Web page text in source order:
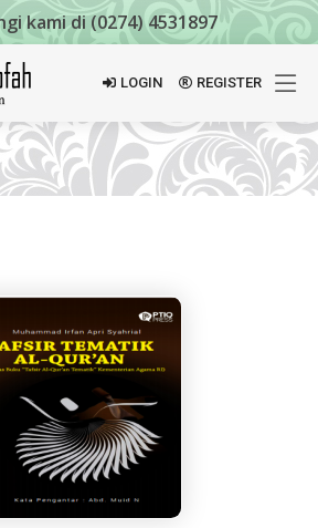
kami di (0274) 4531897
LOGIN REGISTER